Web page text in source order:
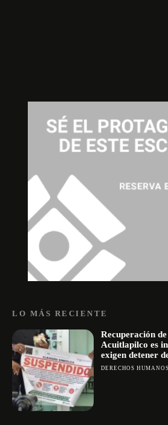
LO MÁS RECIENTE
Recuperación
Acuitlapilco es
exigen detener
DERECHOS HUMANOS